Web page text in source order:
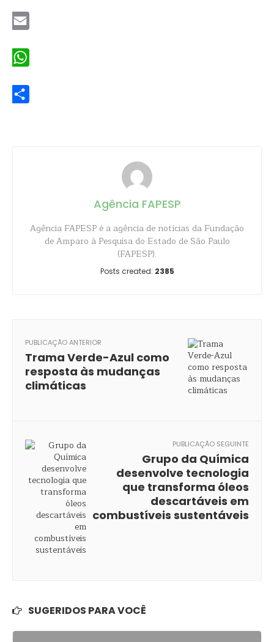
Agência FAPESP
Agência FAPESP é a agência de notícias da Fundação
de Amparo à Pesquisa do Estado de São Paulo
(FAPESP).
Posts created: 2385
PUBLICAÇÃO ANTERIOR
Trama Verde-Azul como
resposta às mudanças
climáticas
PUBLICAÇÃO SEGUINTE
Grupo da Química
desenvolve tecnologia
que transforma óleos
descartáveis em
combustíveis sustentáveis
SUGERIDOS PARA VOCÊ